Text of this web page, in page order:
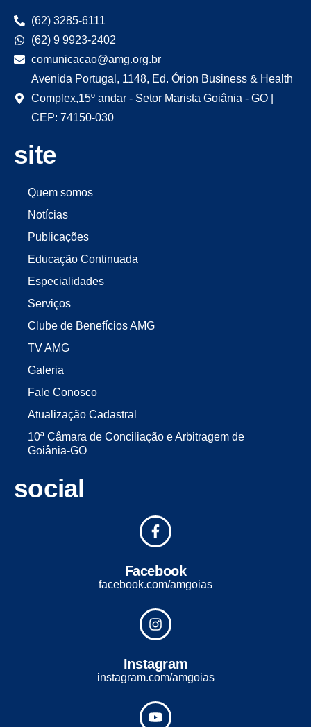
(62) 3285-6111
(62) 9 9923-2402
comunicacao@amg.org.br
Avenida Portugal, 1148, Ed. Órion Business & Health
Complex,15º andar - Setor Marista Goiânia - GO |
CEP: 74150-030
site
Quem somos
Notícias
Publicações
Educação Continuada
Especialidades
Serviços
Clube de Benefícios AMG
TV AMG
Galeria
Fale Conosco
Atualização Cadastral
10ª Câmara de Conciliação e Arbitragem de
Goiânia-GO
social
Facebook
facebook.com/amgoias
Instagram
instagram.com/amgoias